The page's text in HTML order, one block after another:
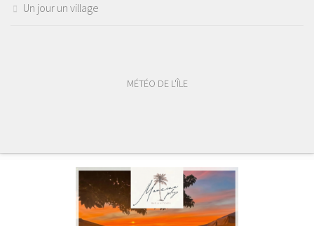
Un jour un village
MÉTÉO DE L'ÎLE